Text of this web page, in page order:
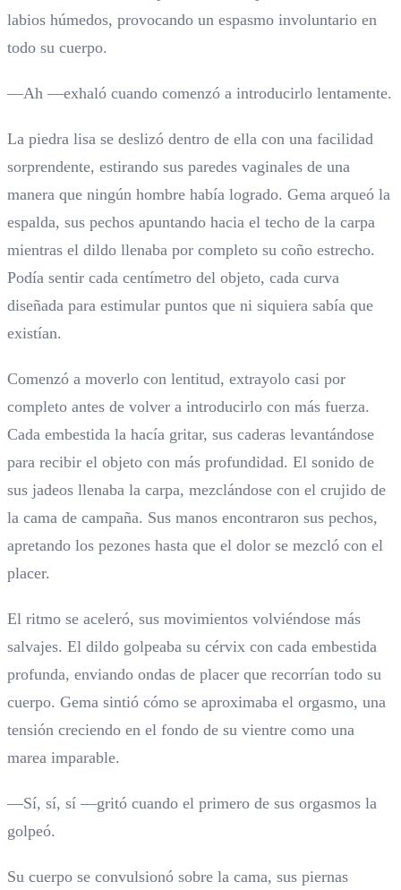
labios húmedos, provocando un espasmo involuntario en
todo su cuerpo.
—Ah —exhaló cuando comenzó a introducirlo lentamente.
La piedra lisa se deslizó dentro de ella con una facilidad
sorprendente, estirando sus paredes vaginales de una
manera que ningún hombre había logrado. Gema arqueó la
espalda, sus pechos apuntando hacia el techo de la carpa
mientras el dildo llenaba por completo su coño estrecho.
Podía sentir cada centímetro del objeto, cada curva
diseñada para estimular puntos que ni siquiera sabía que
existían.
Comenzó a moverlo con lentitud, extrayolo casi por
completo antes de volver a introducirlo con más fuerza.
Cada embestida la hacía gritar, sus caderas levantándose
para recibir el objeto con más profundidad. El sonido de
sus jadeos llenaba la carpa, mezclándose con el crujido de
la cama de campaña. Sus manos encontraron sus pechos,
apretando los pezones hasta que el dolor se mezcló con el
placer.
El ritmo se aceleró, sus movimientos volviéndose más
salvajes. El dildo golpeaba su cérvix con cada embestida
profunda, enviando ondas de placer que recorrían todo su
cuerpo. Gema sintió cómo se aproximaba el orgasmo, una
tensión creciendo en el fondo de su vientre como una
marea imparable.
—Sí, sí, sí —gritó cuando el primero de sus orgasmos la
golpeó.
Su cuerpo se convulsionó sobre la cama, sus piernas